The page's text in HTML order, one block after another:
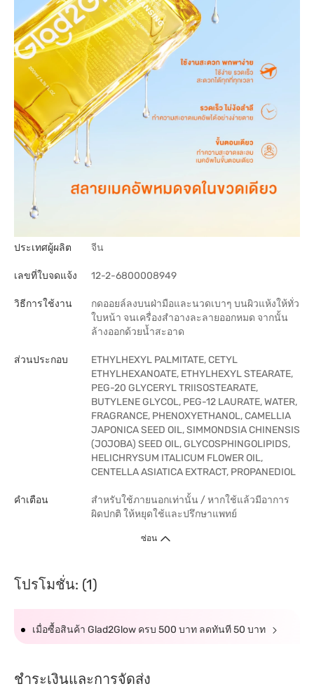
ประเทศผู้ผลิต จีน
เลขที่ใบจดแจ้ง 12-2-6800008949
วิธีการใช้งาน
กดออยล์ลงบนฝ่ามือและนวดเบาๆ บนผิวแห้งให้ทั่ว
ใบหน้า จนเครื่องสำอางละลายออกหมด จากนั้น
ล้างออกด้วยน้ำสะอาด
ส่วนประกอบ
ETHYLHEXYL PALMITATE, CETYL
ETHYLHEXANOATE, ETHYLHEXYL STEARATE,
PEG-20 GLYCERYL TRIISOSTEARATE,
BUTYLENE GLYCOL, PEG-12 LAURATE, WATER,
FRAGRANCE, PHENOXYETHANOL, CAMELLIA
JAPONICA SEED OIL, SIMMONDSIA CHINENSIS
(JOJOBA) SEED OIL, GLYCOSPHINGOLIPIDS,
HELICHRYSUM ITALICUM FLOWER OIL,
CENTELLA ASIATICA EXTRACT, PROPANEDIOL
คำเตือน
สำหรับใช้ภายนอกเท่านั้น / หากใช้แล้วมีอาการ
ผิดปกติ ให้หยุดใช้และปรึกษาแพทย์
ซ่อน
โปรโมชั่น: (1)
เมื่อซื้อสินค้า Glad2Glow ครบ 500 บาท ลดทันที 50 บาท
ชำระเงินและการจัดส่ง